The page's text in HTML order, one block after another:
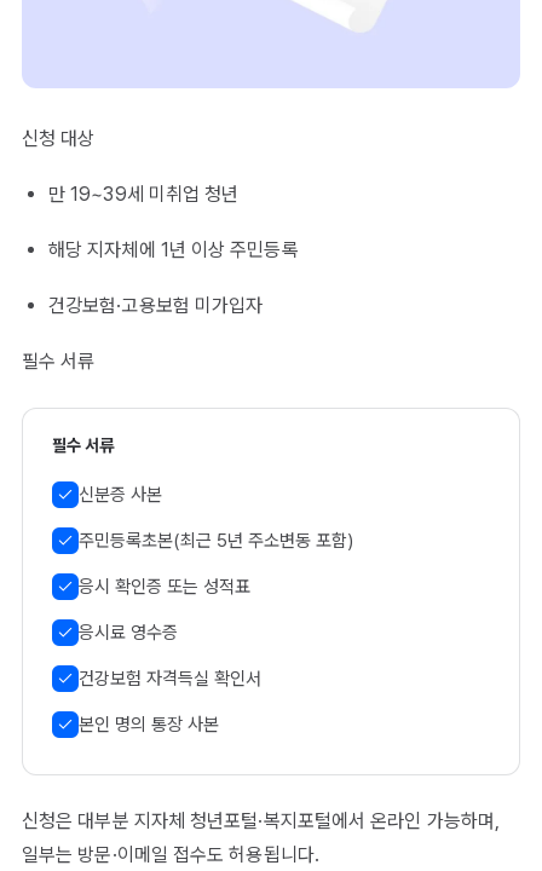
신청 대상
만 19~39세 미취업 청년
해당 지자체에 1년 이상 주민등록
건강보험·고용보험 미가입자
필수 서류
필수 서류
신분증 사본
주민등록초본(최근 5년 주소변동 포함)
응시 확인증 또는 성적표
응시료 영수증
건강보험 자격득실 확인서
본인 명의 통장 사본
신청은 대부분 지자체 청년포털·복지포털에서 온라인 가능하며,
일부는 방문·이메일 접수도 허용됩니다.